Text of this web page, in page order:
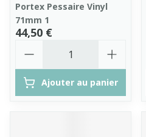
Portex Pessaire Vinyl
71mm 1
44,50 €
Ajouter au panier